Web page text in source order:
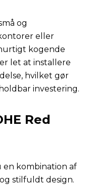
og
eller
kogende
let at installere
hvilket gør
investering.
Red
en kombination af
stilfuldt design.